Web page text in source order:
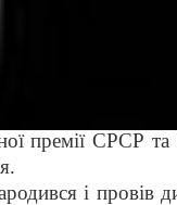
премії СРСР та
і провів